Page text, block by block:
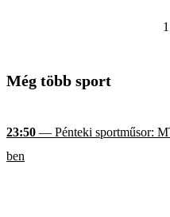
1
Még több sport
23:50 — Pénteki sportműsor:
ben